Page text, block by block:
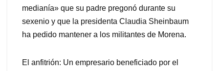
medianía» que su padre pregonó durante su
sexenio y que la presidenta Claudia Sheinbaum
ha pedido mantener a los militantes de Morena.
El anfitrión: Un empresario beneficiado por el